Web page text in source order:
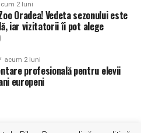
ORADEA
PRIMARIA ORADEA
de 38 de ani, infectat cu
Municipal
2 luni
Oradea! Vedeta sezonului este
iar vizitatorii îi pot alege
acum 2 luni
profesională pentru elevii
europeni